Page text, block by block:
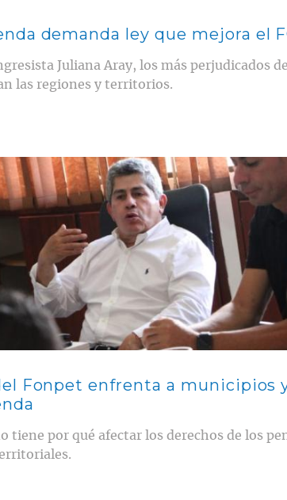
demanda ley que mejora el
Juliana Aray, los más perjudicados
las regiones y territorios.
principal
Fonpet enfrenta a municipios
tiene por qué afectar los derechos de los